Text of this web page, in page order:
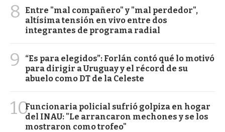
8
Entre "mal compañero" y "mal perdedor",
altísima tensión en vivo entre dos
integrantes de programa radial
9
“Es para elegidos”: Forlán contó qué lo motivó
para dirigir a Uruguay y el récord de su
abuelo como DT de la Celeste
10Funcionaria policial sufrió golpiza en hogar
del INAU: "Le arrancaron mechones y se los
mostraron como trofeo"